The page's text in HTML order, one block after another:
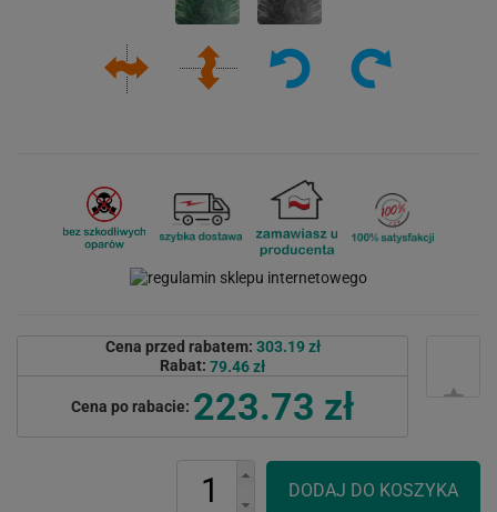
Cena przed rabatem: 303.19 zł
Rabat: 79.46 zł
Cena po rabacie: 223.73 zł